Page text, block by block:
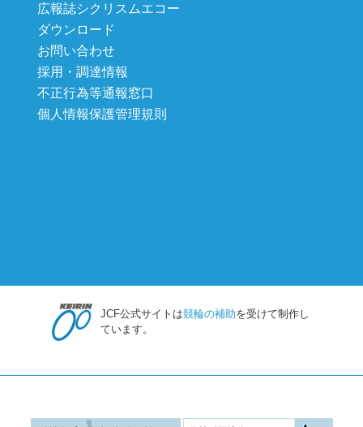
広報誌シクリスムエコー
ダウンロード
お問い合わせ
採用・調達情報
不正行為等通報窓口
個人情報保護管理規則
JCF公式サイトは競輪の補助を受けて制作し
ています。